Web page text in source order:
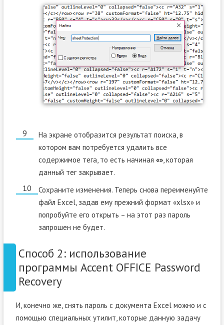
На экране отобразится результат поиска, в
котором вам потребуется удалить все
содержимое тега, то есть начиная «», которая
данный тег закрывает.
Сохраните изменения. Теперь снова переименуйте
файл Excel, задав ему прежний формат «xlsx» и
попробуйте его открыть – на этот раз пароль
запрошен не будет.
Способ 2: использование
программы Accent OFFICE Password
Recovery
И, конечно же, снять пароль с документа Excel можно и с
помощью специальных утилит, которые данную задачу